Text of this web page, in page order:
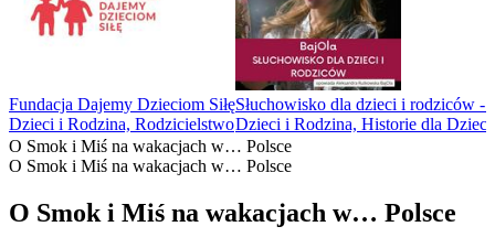
Fundacja Dajemy Dzieciom Siłę
Dzieci i Rodzina, Rodzicielstwo
Słuchowisko dla dzieci i rodziców -
Dzieci i Rodzina, Historie dla Dzieci
O Smok i Miś na wakacjach w… Polsce
O Smok i Miś na wakacjach w… Polsce
O Smok i Miś na wakacjach w… Polsce